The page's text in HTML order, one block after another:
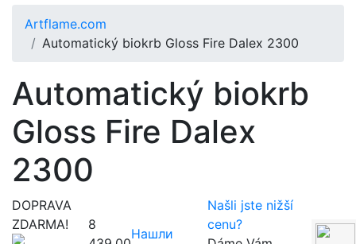
Artflame.com
Automatický biokrb Gloss Fire Dalex 2300
Automatický biokrb
Gloss Fire Dalex
2300
DOPRAVA
ZDARMA!
8
Нашли
Našli jste nižší
cenu?